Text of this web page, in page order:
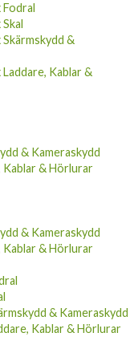
&
Kablar &
& Kameraskydd
Kablar & Hörlurar
& Kameraskydd
Kablar & Hörlurar
& Kameraskydd
Kablar & Hörlurar